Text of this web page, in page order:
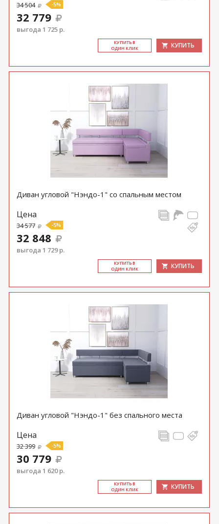
34 504 -5%
32 779
выгода 1 725 р.
КУ­ПИТЬ В
ОДИН КЛИК
КУПИТЬ
Диван угловой "Нэндо-1" со спальным местом
Цена
34 577 -5%
32 848
выгода 1 729 р.
КУ­ПИТЬ В
ОДИН КЛИК
КУПИТЬ
Диван угловой "Нэндо-1" без спального места
Цена
32 399 -5%
30 779
выгода 1 620 р.
КУ­ПИТЬ В
ОДИН КЛИК
КУПИТЬ